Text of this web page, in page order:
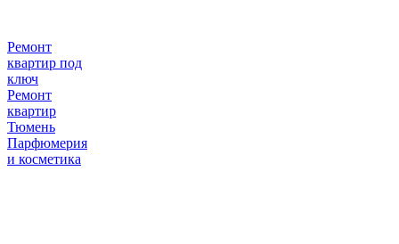
Ремонт
квартир под
ключ
Ремонт
квартир
Тюмень
Парфюмерия
и косметика